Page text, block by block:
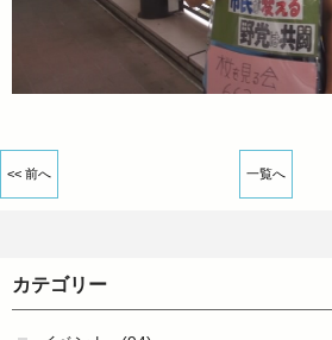
<< 前へ 一覧へ
カテゴリー